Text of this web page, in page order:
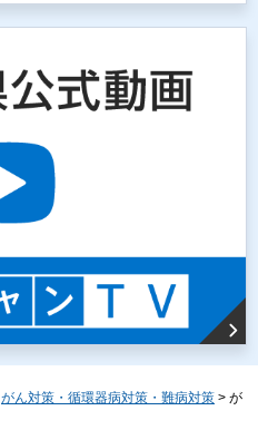
がん対策・循環器病対策・難病対策 > が